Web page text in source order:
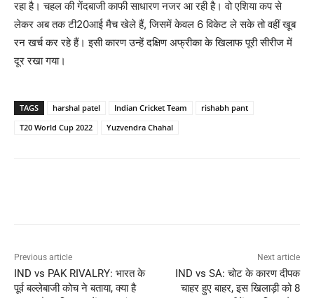
रहा है। चहल की गेंदबाजी काफी साधारण नजर आ रही है। वो एशिया कप से
लेकर अब तक टी20आई मैच खेले हैं, जिसमें केवल 6 विकेट ले सके तो वहीं खूब
रन खर्च कर रहे हैं। इसी कारण उन्हें दक्षिण अफ्रीका के खिलाफ पूरी सीरीज में
दूर रखा गया।
TAGS harshal patel Indian Cricket Team
rishabh pant
T20 World Cup 2022
Yuzvendra Chahal
Previous article
IND vs PAK RIVALRY: भारत के
पूर्व बल्लेबाजी कोच ने बताया, क्या है
Next article
IND vs SA: चोट के कारण दीपक
चाहर हुए बाहर, इस खिलाड़ी को 8